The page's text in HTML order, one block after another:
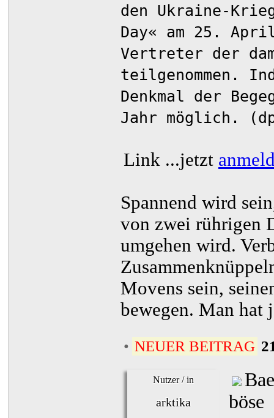
den Ukraine-
Day« am 25.
Vertreter der
teilgenommen.
Denkmal der
Jahr möglich.
Link ...jetzt
Spannend wird
von zwei rührigen
umgehen wird.
Movens sein,
bewegen. Man hat
• NEUER BEITRAG
Nutzer / in
arktika
böse